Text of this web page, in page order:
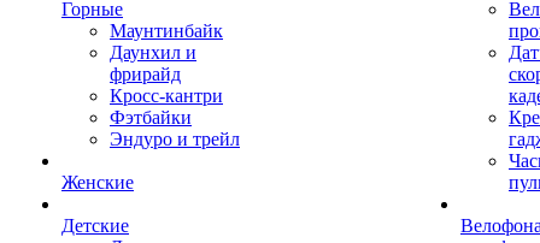
Горные
Маунтинбайк
Даунхил и
фрирайд
Кросс-кантри
Фэтбайки
Эндуро и трейл
Женские
Детские